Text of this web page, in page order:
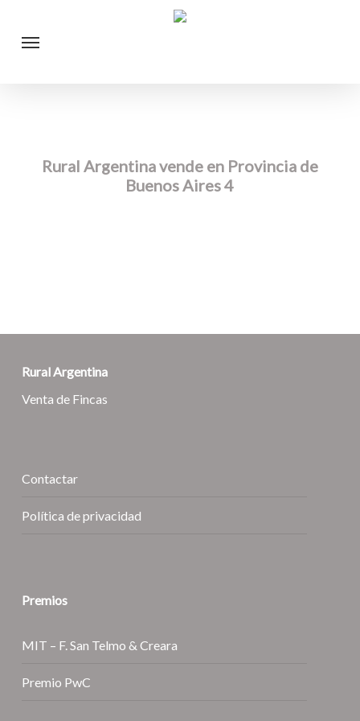
Menu
Rural Argentina vende en Provincia de
Buenos Aires 4
Rural Argentina
Venta de Fincas
Contactar
Política de privacidad
Premios
MIT – F. San Telmo & Creara
Premio PwC